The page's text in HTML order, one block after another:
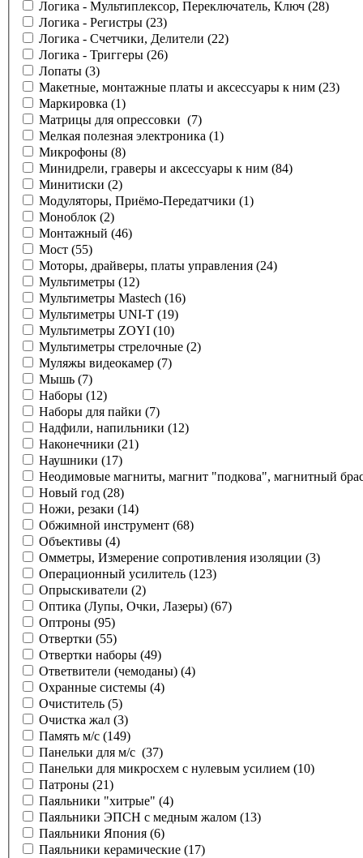
Логика - Мультиплексор, Переключатель, Ключ (28)
Логика - Регистры (23)
Логика - Счетчики, Делители (22)
Логика - Триггеры (26)
Лопаты (3)
Макетные, монтажные платы и аксессуары к ним (23)
Маркировка (1)
Матрицы для опрессовки (7)
Мелкая полезная электроника (1)
Микрофоны (8)
Минидрели, граверы и аксессуары к ним (84)
Минитиски (2)
Модуляторы, Приёмо-Передатчики (1)
Моноблок (2)
Монтажный (46)
Мост (55)
Моторы, драйверы, платы управления (24)
Мультиметры (12)
Мультиметры Mastech (16)
Мультиметры UNI-T (19)
Мультиметры ZOYI (10)
Мультиметры стрелочные (2)
Муляжы видеокамер (7)
Мышь (7)
Наборы (12)
Наборы для пайки (7)
Надфили, напильники (12)
Наконечники (21)
Наушники (17)
Неодимовые магниты, магнит "подкова", магнитный
Новый год (28)
Ножи, резаки (14)
Обжимной инструмент (68)
Объективы (4)
Омметры, Измерение сопротивления изоляции (3)
Операционный усилитель (123)
Опрыскиватели (2)
Оптика (Лупы, Очки, Лазеры) (67)
Оптроны (95)
Отвертки (55)
Отвертки наборы (49)
Ответвители (чемоданы) (4)
Охранные системы (4)
Очиститель (5)
Очистка жал (3)
Память м/с (149)
Панельки для м/с (37)
Панельки для микросхем с нулевым усилием (10)
Патроны (21)
Паяльники "хитрые" (4)
Паяльники ЭПСН с медным жалом (13)
Паяльники Япония (6)
Паяльники керамические (17)